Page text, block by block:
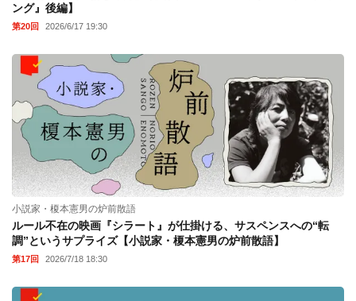
ング』後編】
第20回 2026/6/17 19:30
小説家・榎本憲男の炉前散語
ルール不在の映画『シラート』が仕掛ける、サスペンスへの“転
調”というサプライズ【小説家・榎本憲男の炉前散語】
第17回 2026/7/18 18:30